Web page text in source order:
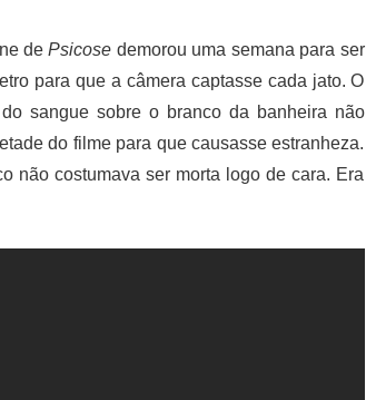
dePsicose demorou uma semana para ser
para que a câmera captasse cada jato. O
sangue sobre o branco da banheira não
do filme para que causasse estranheza.
não costumava ser morta logo de cara. Era